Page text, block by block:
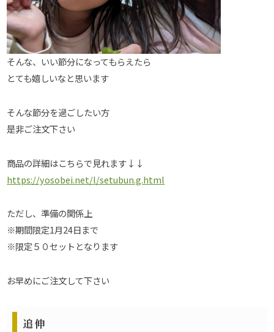
そんな、いい節分になってもらえたら
とても嬉しいなと思います
そんな節分を過ごしたい方
是非ご注文下さい
商品の詳細はこちらで見れます↓↓
https://yosobei.net/l/setubun.g.html
ただし、準備の関係上
※期間限定1月24日まで
※限定５０セットとなります
お早めにご注文して下さい
追伸